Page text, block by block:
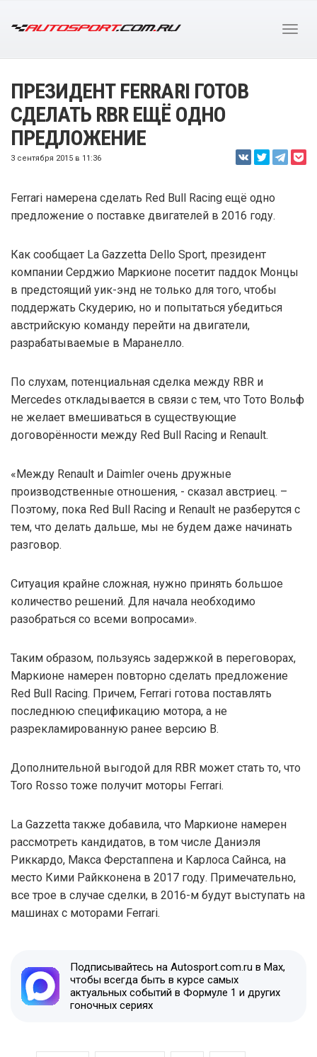
ПРЕЗИДЕНТ FERRARI ГОТОВ
СДЕЛАТЬ RBR ЕЩЁ ОДНО
ПРЕДЛОЖЕНИЕ
3 сентября 2015 в 11:36
Ferrari намерена сделать Red Bull Racing ещё одно
предложение о поставке двигателей в 2016 году.
Как сообщает La Gazzetta Dello Sport, президент
компании Серджио Маркионе посетит паддок Монцы
в предстоящий уик-энд не только для того, чтобы
поддержать Скудерию, но и попытаться убедиться
австрийскую команду перейти на двигатели,
разрабатываемые в Маранелло.
По слухам, потенциальная сделка между RBR и
Mercedes откладывается в связи с тем, что Тото Вольф
не желает вмешиваться в существующие
договорённости между Red Bull Racing и Renault.
«Между Renault и Daimler очень дружные
производственные отношения, - сказал австриец. –
Поэтому, пока Red Bull Racing и Renault не разберутся с
тем, что делать дальше, мы не будем даже начинать
разговор.
Ситуация крайне сложная, нужно принять большое
количество решений. Для начала необходимо
разобраться со всеми вопросами».
Таким образом, пользуясь задержкой в переговорах,
Маркионе намерен повторно сделать предложение
Red Bull Racing. Причем, Ferrari готова поставлять
последнюю спецификацию мотора, а не
разрекламированную ранее версию B.
Дополнительной выгодой для RBR может стать то, что
Toro Rosso тоже получит моторы Ferrari.
La Gazzetta также добавила, что Маркионе намерен
рассмотреть кандидатов, в том числе Даниэля
Риккардо, Макса Ферстаппена и Карлоса Сайнса, на
место Кими Райкконена в 2017 году. Примечательно,
все трое в случае сделки, в 2016-м будут выступать на
машинах с моторами Ferrari.
Подписывайтесь на Autosport.com.ru в Max,
чтобы всегда быть в курсе самых
актуальных событий в Формуле 1 и других
гоночных сериях